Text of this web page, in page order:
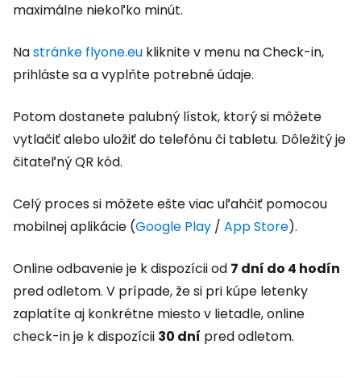
maximálne niekoľko minút.
Nastránke flyone.eu kliknite v menu na Check-in,
prihláste sa a vyplňte potrebné údaje.
Potom dostanete palubný lístok, ktorý si môžete
vytlačiť alebo uložiť do telefónu či tabletu. Dôležitý je
čitateľný QR kód.
Celý proces si môžete ešte viac uľahčiť pomocou
mobilnej aplikácie (Google Play / App Store).
Online odbavenie je k dispozícii od 7 dní do 4 hodín
pred odletom. V prípade, že si pri kúpe letenky
zaplatíte aj konkrétne miesto v lietadle, online
check-in je k dispozícii 30 dní pred odletom.